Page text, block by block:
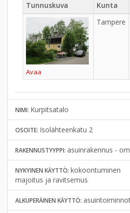
Tunnuskuva Kunta
Avaa
Tampere
NIMI: Kurpitsatalo
OSOITE: Isolähteenkatu 2
RAKENNUSTYYPPI: asuinrakennus -
NYKYINEN KÄYTTÖ: kokoontuminen
majoitus ja ravitsemus
ALKUPERÄINEN KÄYTTÖ: